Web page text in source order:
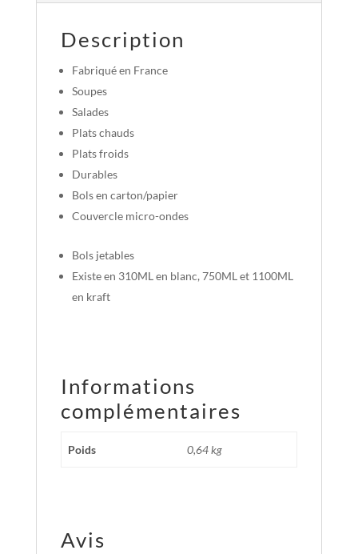
Description
Fabriqué en France
Soupes
Salades
Plats chauds
Plats froids
Durables
Bols en carton/papier
Couvercle micro-ondes
Bols jetables
Existe en 310ML en blanc, 750ML et 1100ML
en kraft
Informations
complémentaires
Poids 0,64 kg
Avis